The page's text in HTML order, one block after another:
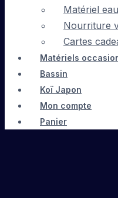
Matériel
Nourriture
Cartes
Matériels
Bassin
Koï Japon
Mon compte
Panier